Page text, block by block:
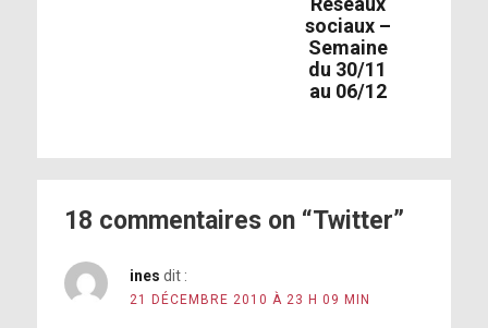
sociaux –
Semaine
du 30/11
au 06/12
18 commentaires on “Twitter”
ines dit :
21 DÉCEMBRE 2010 À 23 H 09 MIN